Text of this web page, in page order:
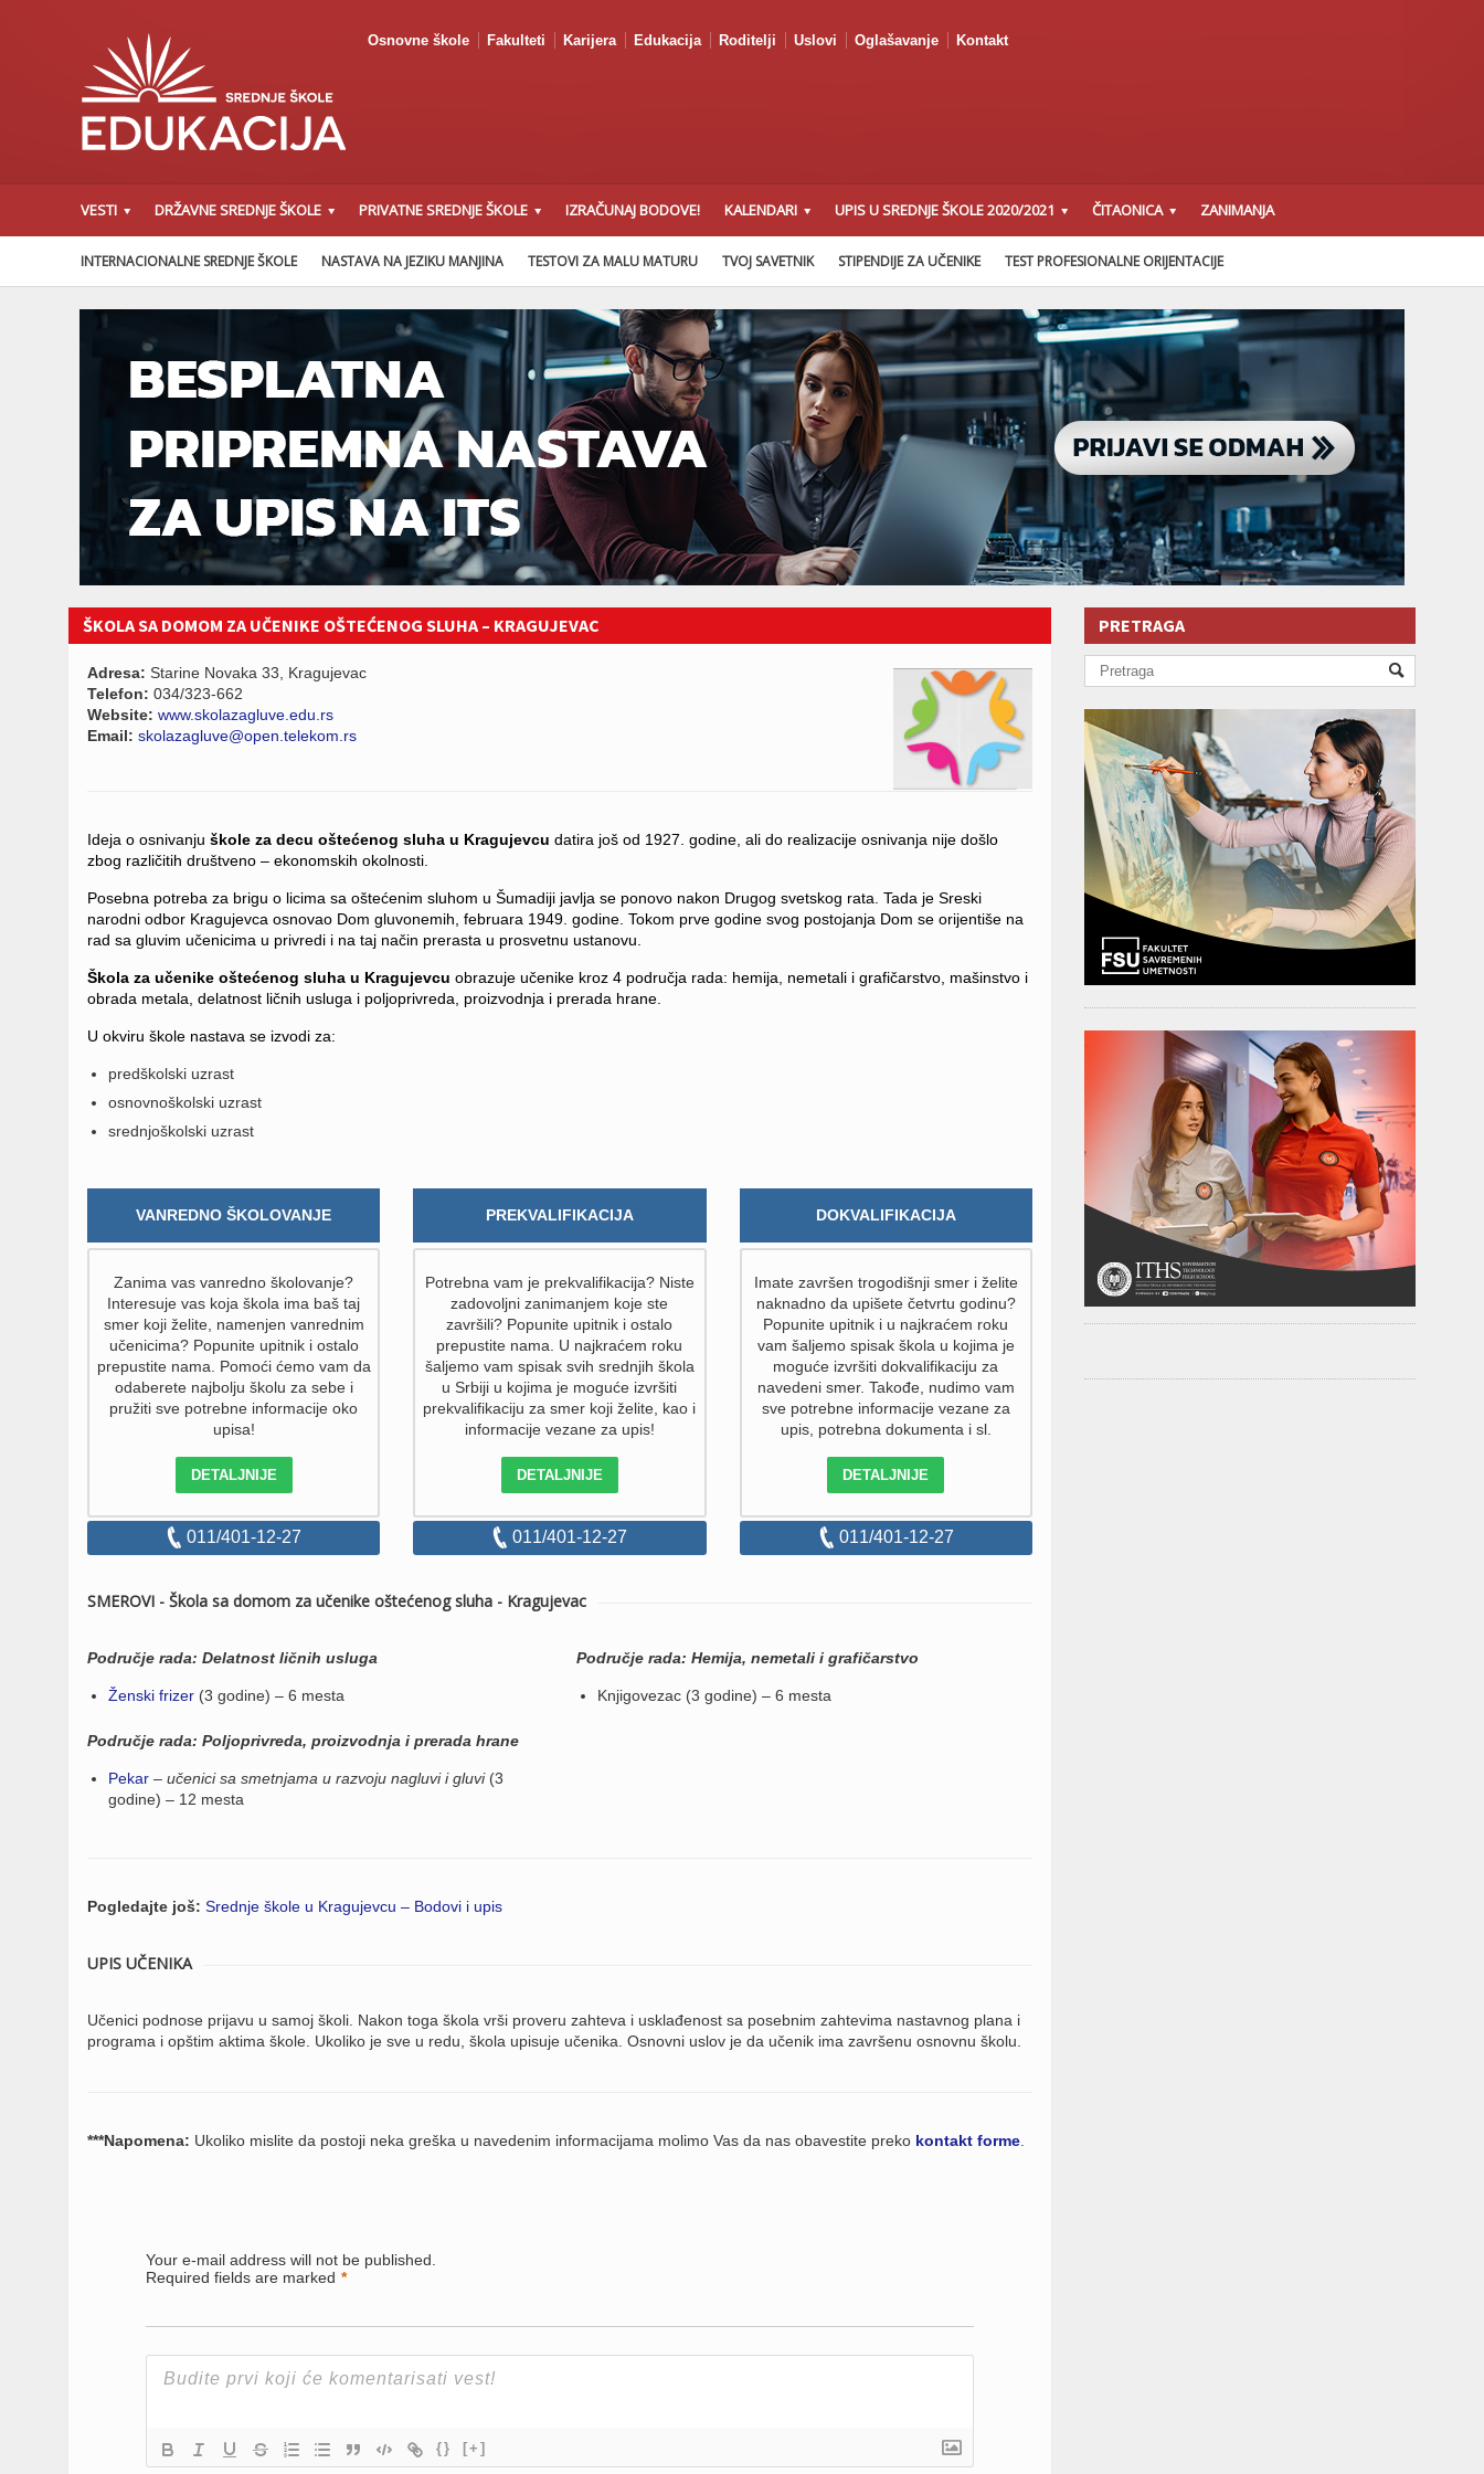
Osnovne škole Fakulteti Karijera Edukacija Roditelji Uslovi Oglašavanje Kontakt
VESTI DRŽAVNE SREDNJE ŠKOLE PRIVATNE SREDNJE ŠKOLE IZRAČUNAJ BODOVE! KALENDARI UPIS U SREDNJE ŠKOLE 2020/2021 ČITAONICA ZANIMANJA
INTERNACIONALNE SREDNJE ŠKOLE NASTAVA NA JEZIKU MANJINA TESTOVI ZA MALU MATURU TVOJ SAVETNIK STIPENDIJE ZA UČENIKE TEST PROFESIONALNE ORIJENTACIJE
ŠKOLA SA DOMOM ZA UČENIKE OŠTEĆENOG SLUHA – KRAGUJEVAC
Adresa: Starine Novaka 33, Kragujevac
Telefon: 034/323-662
Website: www.skolazagluve.edu.rs
Email: skolazagluve@open.telekom.rs
Ideja o osnivanju škole za decu oštećenog sluha u Kragujevcu datira još od 1927. godine, ali do realizacije osnivanja nije došlo
zbog različitih društveno – ekonomskih okolnosti.
Posebna potreba za brigu o licima sa oštećenim sluhom u Šumadiji javlja se ponovo nakon Drugog svetskog rata. Tada je Sreski
narodni odbor Kragujevca osnovao Dom gluvonemih, februara 1949. godine. Tokom prve godine svog postojanja Dom se orijentiše na
rad sa gluvim učenicima u privredi i na taj način prerasta u prosvetnu ustanovu.
Škola za učenike oštećenog sluha u Kragujevcu obrazuje učenike kroz 4 područja rada: hemija, nemetali i grafičarstvo, mašinstvo i
obrada metala, delatnost ličnih usluga i poljoprivreda, proizvodnja i prerada hrane.
U okviru škole nastava se izvodi za:
predškolski uzrast
osnovnoškolski uzrast
srednjoškolski uzrast
VANREDNO ŠKOLOVANJE
Zanima vas vanredno školovanje?
Interesuje vas koja škola ima baš taj
smer koji želite, namenjen vanrednim
učenicima? Popunite upitnik i ostalo
prepustite nama. Pomoći ćemo vam da
odaberete najbolju školu za sebe i
pružiti sve potrebne informacije oko
upisa!
DETALJNIJE
011/401-12-27
PREKVALIFIKACIJA
Potrebna vam je prekvalifikacija? Niste
zadovoljni zanimanjem koje ste
završili? Popunite upitnik i ostalo
prepustite nama. U najkraćem roku
šaljemo vam spisak svih srednjih škola
u Srbiji u kojima je moguće izvršiti
prekvalifikaciju za smer koji želite, kao i
informacije vezane za upis!
DETALJNIJE
011/401-12-27
DOKVALIFIKACIJA
Imate završen trogodišnji smer i želite
naknadno da upišete četvrtu godinu?
Popunite upitnik i u najkraćem roku
vam šaljemo spisak škola u kojima je
moguće izvršiti dokvalifikaciju za
navedeni smer. Takođe, nudimo vam
sve potrebne informacije vezane za
upis, potrebna dokumenta i sl.
DETALJNIJE
011/401-12-27
SMEROVI - Škola sa domom za učenike oštećenog sluha - Kragujevac
Područje rada: Delatnost ličnih usluga
Ženski frizer (3 godine) – 6 mesta
Područje rada: Poljoprivreda, proizvodnja i prerada hrane
Pekar – učenici sa smetnjama u razvoju nagluvi i gluvi(3
godine) – 12 mesta
Područje rada: Hemija, nemetali i grafičarstvo
Knjigovezac (3 godine) – 6 mesta
Pogledajte još: Srednje škole u Kragujevcu – Bodovi i upis
UPIS UČENIKA
Učenici podnose prijavu u samoj školi. Nakon toga škola vrši proveru zahteva i usklađenost sa posebnim zahtevima nastavnog plana i
programa i opštim aktima škole. Ukoliko je sve u redu, škola upisuje učenika. Osnovni uslov je da učenik ima završenu osnovnu školu.
***Napomena: Ukoliko mislite da postoji neka greška u navedenim informacijama molimo Vas da nas obavestite preko kontakt forme
Your e-mail address will not be published.
Required fields are marked *
{} [+]
PRETRAGA